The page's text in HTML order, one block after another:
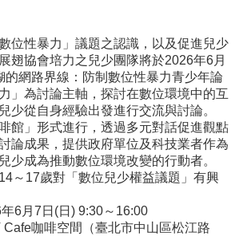
位性暴力」議題之認識，以及促進兒少
翅協會培力之兒少團隊將於2026年6月
的網路界線：防制數位性暴力青少年論
」為討論主軸，探討在數位環境中的互
少從自身經驗出發進行交流與討論。
館」形式進行，透過多元對話促進觀點
論成果，提供政府單位及科技業者作為
少成為推動數位環境改變的行動者。
～17歲對「數位兒少權益議題」有興
6月7日(日) 9:30～16:00
咖啡空間（臺北市中山區松江路